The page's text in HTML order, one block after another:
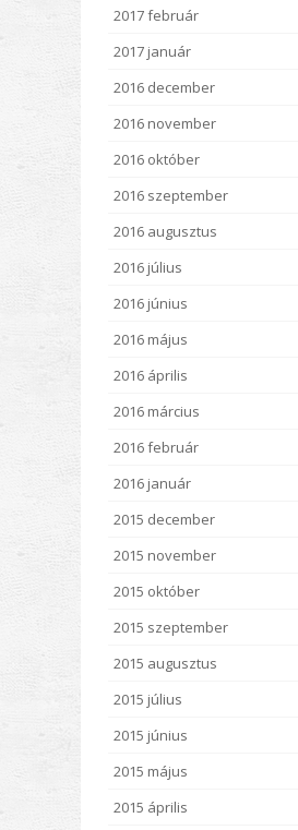
2017 február
2017 január
2016 december
2016 november
2016 október
2016 szeptember
2016 augusztus
2016 július
2016 június
2016 május
2016 április
2016 március
2016 február
2016 január
2015 december
2015 november
2015 október
2015 szeptember
2015 augusztus
2015 július
2015 június
2015 május
2015 április